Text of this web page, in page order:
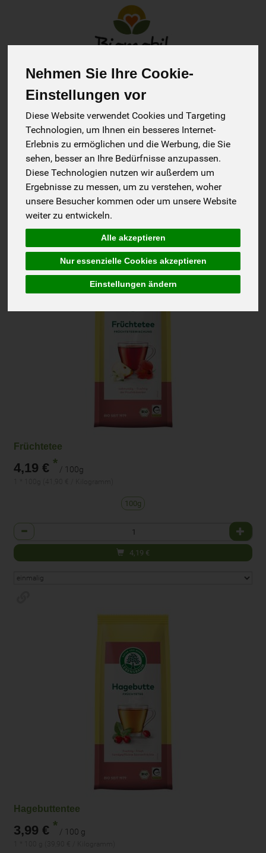
Nehmen Sie Ihre Cookie-
Einstellungen vor
Diese Website verwendet Cookies und Targeting
Technologien, um Ihnen ein besseres Internet-
Erlebnis zu ermöglichen und die Werbung, die Sie
sehen, besser an Ihre Bedürfnisse anzupassen.
Diese Technologien nutzen wir außerdem um
Ergebnisse zu messen, um zu verstehen, woher
unsere Besucher kommen oder um unsere Website
weiter zu entwickeln.
Alle akzeptieren
Nur essenzielle Cookies akzeptieren
Einstellungen ändern
Produkt
Früchtetee 3 von 1845
Hersteller Ernährung Allergene
Früchtetee
4,19 € * / 100g
100g
Anzahl
4,19 €
Hagebuttentee
3,99 € * / 100 g